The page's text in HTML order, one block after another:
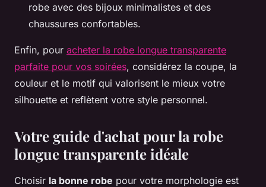
robe avec des bijoux minimalistes et des
chaussures confortables.
Enfin, pour acheter la robe longue transparente
parfaite pour vos soirées, considérez la coupe, la
couleur et le motif qui valorisent le mieux votre
silhouette et reflètent votre style personnel.
Votre guide d'achat pour la robe
longue transparente idéale
Choisir la bonne robe pour votre morphologie est